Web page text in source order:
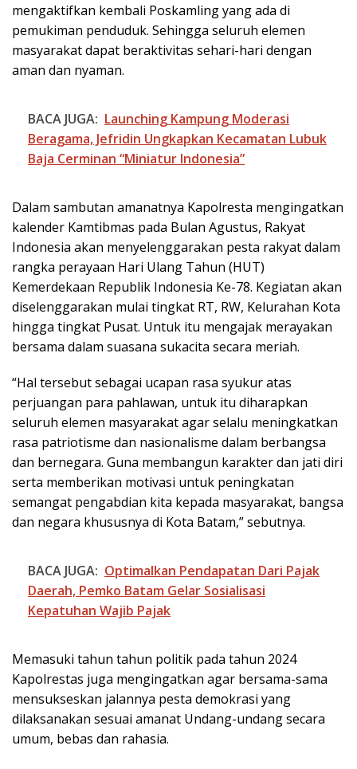
mengaktifkan kembali Poskamling yang ada di
pemukiman penduduk. Sehingga seluruh elemen
masyarakat dapat beraktivitas sehari-hari dengan
aman dan nyaman.
BACA JUGA: Launching Kampung Moderasi
Beragama, Jefridin Ungkapkan Kecamatan Lubuk
Baja Cerminan “Miniatur Indonesia”
Dalam sambutan amanatnya Kapolresta mengingatkan
kalender Kamtibmas pada Bulan Agustus, Rakyat
Indonesia akan menyelenggarakan pesta rakyat dalam
rangka perayaan Hari Ulang Tahun (HUT)
Kemerdekaan Republik Indonesia Ke-78. Kegiatan akan
diselenggarakan mulai tingkat RT, RW, Kelurahan Kota
hingga tingkat Pusat. Untuk itu mengajak merayakan
bersama dalam suasana sukacita secara meriah.
“Hal tersebut sebagai ucapan rasa syukur atas
perjuangan para pahlawan, untuk itu diharapkan
seluruh elemen masyarakat agar selalu meningkatkan
rasa patriotisme dan nasionalisme dalam berbangsa
dan bernegara. Guna membangun karakter dan jati diri
serta memberikan motivasi untuk peningkatan
semangat pengabdian kita kepada masyarakat, bangsa
dan negara khususnya di Kota Batam,” sebutnya.
BACA JUGA: Optimalkan Pendapatan Dari Pajak
Daerah, Pemko Batam Gelar Sosialisasi
Kepatuhan Wajib Pajak
Memasuki tahun tahun politik pada tahun 2024
Kapolrestas juga mengingatkan agar bersama-sama
mensukseskan jalannya pesta demokrasi yang
dilaksanakan sesuai amanat Undang-undang secara
umum, bebas dan rahasia.